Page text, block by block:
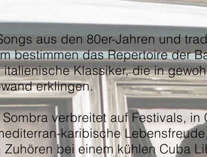
aus den 80er-Jahren und
bestimmen das Repertoire der
Klassiker, die in
erklingen.
verbreitet auf Festivals,
karibische
bei einem kühlen Cuba